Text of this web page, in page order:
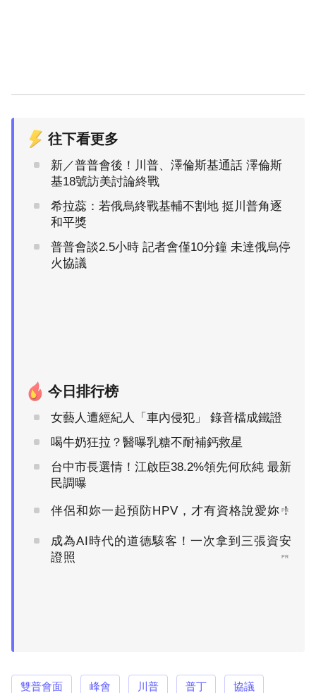
往下看更多
新／普普會後！川普、澤倫斯基通話 澤倫斯
基18號訪美討論終戰
希拉蕊：若俄烏終戰基輔不割地 挺川普角逐
和平獎
普普會談2.5小時 記者會僅10分鐘 未達俄烏停
火協議
今日排行榜
女藝人遭經紀人「車內侵犯」 錄音檔成鐵證
喝牛奶狂拉？醫曝乳糖不耐補鈣救星
台中市長選情！江啟臣38.2%領先何欣純 最新
民調曝
伴侶和妳一起預防HPV，才有資格說愛妳！
PR
成為AI時代的道德駭客！一次拿到三張資安
證照
PR
雙普會面 峰會 川普 普丁 協議